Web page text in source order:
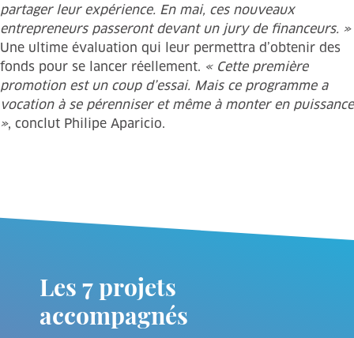
partager leur expérience. En mai, ces nouveaux
entrepreneurs passeront devant un jury de financeurs. »
Une ultime évaluation qui leur permettra d’obtenir des
fonds pour se lancer réellement. « Cette première
promotion est un coup d’essai. Mais ce programme a
vocation à se pérenniser et même à monter en puissance
», conclut Philipe Aparicio.
Les 7 projets
accompagnés